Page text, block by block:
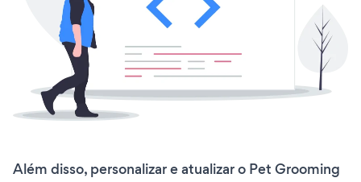
Além disso, personalizar e atualizar o Pet Grooming